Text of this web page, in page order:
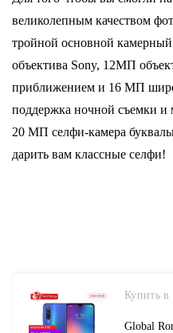
великолепным качеством
тройной основной
объектива Sony, 12MП
приближением и 16 MП
поддержка ночной съемки и
20 МП селфи-камера
дарить вам классные селфи!
Купить в
Global